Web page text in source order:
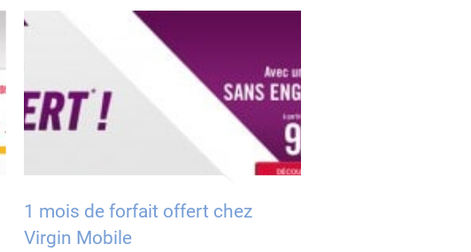
1 mois de forfait offert chez
Virgin Mobile